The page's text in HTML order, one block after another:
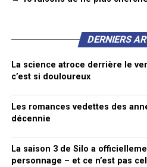
DERNIERS
La science atroce derrière le
c’est si douloureux
Les romances vedettes des
décennie
La saison 3 de Silo a
personnage – et ce n’est pas